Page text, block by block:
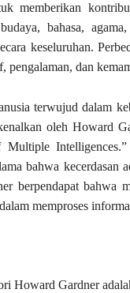
memberikan
bahasa,
keseluruhan.
pengalaman, dan
terwujud dalam
oleh Howard
bahwa
berpendapat bahwa
memproses
Howard Gardner